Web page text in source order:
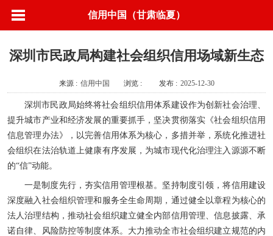
信用中国（甘肃临夏）
深圳市民政局构建社会组织信用场域新生态
来源 : 信用中国 浏览 : 发布 : 2025-12-30
深圳市民政局始终将社会组织信用体系建设作为创新社会治理、
提升城市产业和经济发展的重要抓手，坚决贯彻落实《社会组织信用
信息管理办法》，以完善信用体系为核心，多措并举，系统化推进社
会组织在法治轨道上健康有序发展，为城市现代化治理注入源源不断
的“信”动能。
一是制度先行，夯实信用管理根基。坚持制度引领，将信用建设
深度融入社会组织管理和服务全生命周期，通过健全以章程为核心的
法人治理结构，推动社会组织建立健全内部信用管理、信息披露、承
诺自律、风险防控等制度体系。大力推动全市社会组织建立规范的内